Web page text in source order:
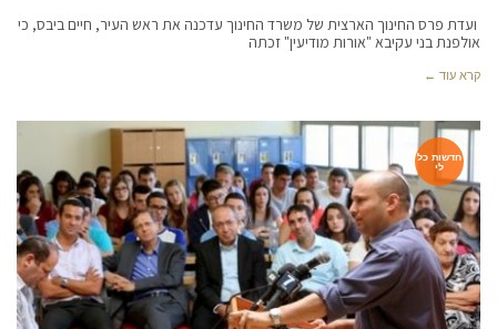
ועדת פרס החינוך הארצית של משרד החינוך עדכנה את ראש העיר, חיים ביבס, כי
אולפנת בני עקיבא "אורות מודיעין" זכתה
קרא עוד ←
חדשות כל
לי